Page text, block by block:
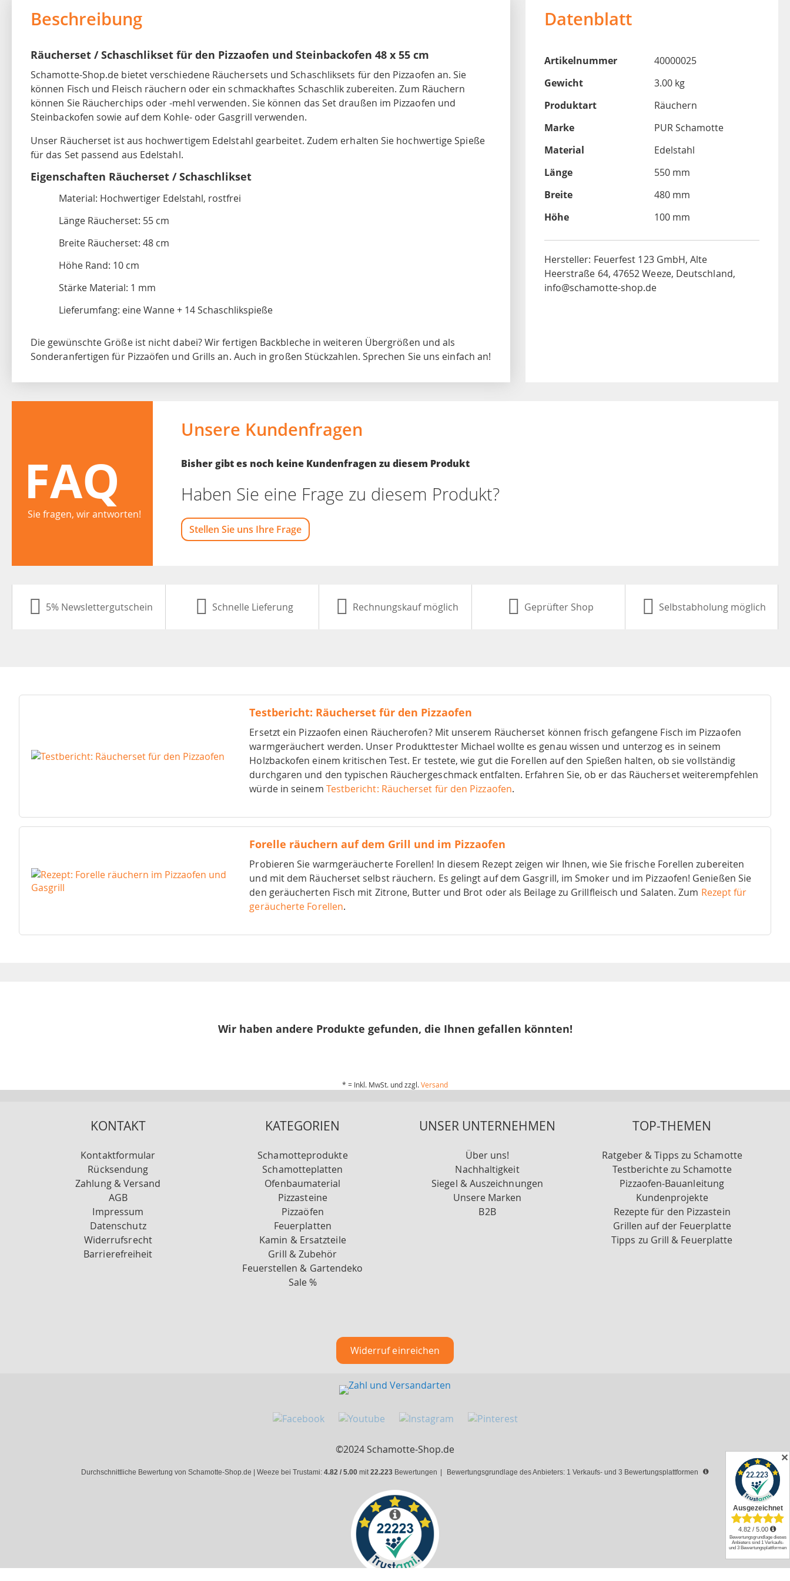
Testbericht: Räucherset für den Pizzaofen
Ersetzt ein Pizzaofen einen Räucherofen? Mit unserem Räucherset können frisch gefangene Fisch im Pizzaofen
warmgeräuchert werden. Unser Produkttester Michael wollte es genau wissen und unterzog es in seinem
Holzbackofen einem kritischen Test. Er testete, wie gut die Forellen auf den Spießen halten, ob sie vollständig
durchgaren und den typischen Räuchergeschmack entfalten. Erfahren Sie, ob er das Räucherset weiterempfehlen
würde in seinem Testbericht: Räucherset für den Pizzaofen.
Forelle räuchern auf dem Grill und im Pizzaofen
Probieren Sie warmgeräucherte Forellen! In diesem Rezept zeigen wir Ihnen, wie Sie frische Forellen zubereiten
und mit dem Räucherset selbst räuchern. Es gelingt auf dem Gasgrill, im Smoker und im Pizzaofen! Genießen Sie
den geräucherten Fisch mit Zitrone, Butter und Brot oder als Beilage zu Grillfleisch und Salaten. Zum Rezept für
geräucherte Forellen.
Beschreibung
Räucherset / Schaschlikset für den Pizzaofen und Steinbackofen 48 x 55 cm
Schamotte-Shop.de bietet verschiedene Räuchersets und Schaschliksets für den Pizzaofen an. Sie
können Fisch und Fleisch räuchern oder ein schmackhaftes Schaschlik zubereiten. Zum Räuchern
können Sie Räucherchips oder -mehl verwenden. Sie können das Set draußen im Pizzaofen und
Steinbackofen sowie auf dem Kohle- oder Gasgrill verwenden.
Unser Räucherset ist aus hochwertigem Edelstahl gearbeitet. Zudem erhalten Sie hochwertige Spieße
für das Set passend aus Edelstahl.
Eigenschaften Räucherset / Schaschlikset
Material: Hochwertiger Edelstahl, rostfrei
Länge Räucherset: 55 cm
Breite Räucherset: 48 cm
Höhe Rand: 10 cm
Stärke Material: 1 mm
Lieferumfang: eine Wanne + 14 Schaschlikspieße
Die gewünschte Größe ist nicht dabei? Wir fertigen Backbleche in weiteren Übergrößen und als
Sonderanfertigen für Pizzaöfen und Grills an. Auch in großen Stückzahlen. Sprechen Sie uns einfach an!
Datenblatt
Artikelnummer
40000025
Gewicht
3.00 kg
Produktart
Räuchern
Marke
PUR Schamotte
Material
Edelstahl
Länge
550 mm
Breite
480 mm
Höhe
100 mm
Hersteller: Feuerfest 123 GmbH, Alte
Heerstraße 64, 47652 Weeze, Deutschland,
info@schamotte-shop.de
FAQ
Sie fragen, wir antworten!
Unsere Kundenfragen
Bisher gibt es noch keine Kundenfragen zu diesem Produkt
Haben Sie eine Frage zu diesem Produkt?
Stellen Sie uns Ihre Frage
5% Newslettergutschein Schnelle Lieferung Rechnungskauf möglich Geprüfter Shop Selbstabholung möglich
Wir haben andere Produkte gefunden, die Ihnen gefallen könnten!
* = Inkl. MwSt. und zzgl.Versand
KONTAKT
Kontaktformular
Rücksendung
Zahlung & Versand
AGB
Impressum
Datenschutz
Widerrufsrecht
Barrierefreiheit
KATEGORIEN
Schamotteprodukte
Schamotteplatten
Ofenbaumaterial
Pizzasteine
Pizzaöfen
Feuerplatten
Kamin & Ersatzteile
Grill & Zubehör
Feuerstellen & Gartendeko
Sale %
UNSER UNTERNEHMEN
Über uns!
Nachhaltigkeit
Siegel & Auszeichnungen
Unsere Marken
B2B
TOP-THEMEN
Ratgeber & Tipps zu Schamotte
Testberichte zu Schamotte
Pizzaofen-Bauanleitung
Kundenprojekte
Rezepte für den Pizzastein
Grillen auf der Feuerplatte
Tipps zu Grill & Feuerplatte
Widerruf einreichen
©2024 Schamotte-Shop.de
Durchschnittliche Bewertung von Schamotte-Shop.de | Weeze bei Trustami: 4.82 / 5.00mit22.223 Bewertungen Bewertungsgrundlage des Anbieters: 1 Verkaufs- und 3 Bewertungsplattformen
✕